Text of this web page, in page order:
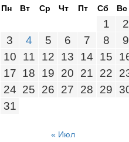
Пн Вт Ср Чт Пт Сб Вс
1
2
3
4 5 6 7 8
9
10
11 12 13 14 15
17 18 19 20 21 22
24 25 26 27 28 29
31
« Июл